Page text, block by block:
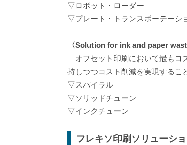
▽ロボット・ローダー
▽プレート・トランスポーテーシ
〈Solution for ink and paper
オフセット印刷において最もコ
持しつつコスト削減を実現するこ
▽スパイラル
▽ソリッドチューン
▽インクチューン
フレキソ印刷ソリューシ